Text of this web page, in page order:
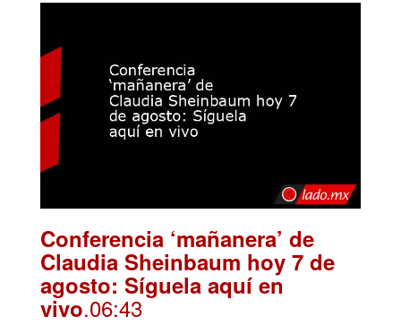
Conferencia ‘mañanera’ de
Claudia Sheinbaum hoy 7 de
agosto: Síguela aquí en
vivo.06:43